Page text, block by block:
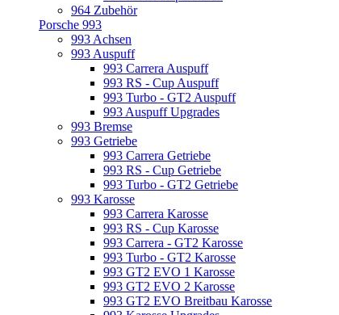
964 Zubehör
Porsche 993
993 Achsen
993 Auspuff
993 Carrera Auspuff
993 RS - Cup Auspuff
993 Turbo - GT2 Auspuff
993 Auspuff Upgrades
993 Bremse
993 Getriebe
993 Carrera Getriebe
993 RS - Cup Getriebe
993 Turbo - GT2 Getriebe
993 Karosse
993 Carrera Karosse
993 RS - Cup Karosse
993 Carrera - GT2 Karosse
993 Turbo - GT2 Karosse
993 GT2 EVO 1 Karosse
993 GT2 EVO 2 Karosse
993 GT2 EVO Breitbau Karosse